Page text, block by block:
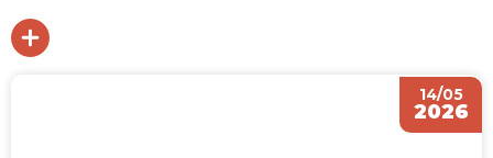
14/05
2026